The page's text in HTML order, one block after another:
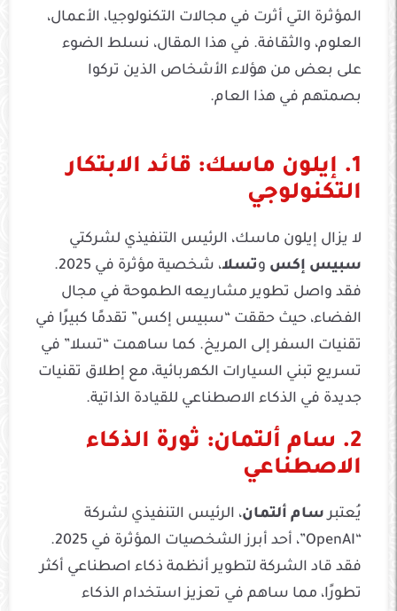
المؤثرة التي أثرت في مجالات التكنولوجيا، الأعمال،
العلوم، والثقافة. في هذا المقال، نسلط الضوء
على بعض من هؤلاء الأشخاص الذين تركوا
بصمتهم في هذا العام.
1. إيلون ماسك: قائد الابتكار
التكنولوجي
لا يزال إيلون ماسك، الرئيس التنفيذي لشركتي
سبيس إكس وتسلا
، شخصية مؤثرة في 2025.
فقد واصل تطوير مشاريعه الطموحة في مجال
الفضاء، حيث حققت “سبيس إكس” تقدمًا كبيرًا في
تقنيات السفر إلى المريخ. كما ساهمت “تسلا” في
تسريع تبني السيارات الكهربائية، مع إطلاق تقنيات
جديدة في الذكاء الاصطناعي للقيادة الذاتية.
2. سام ألتمان: ثورة الذكاء
الاصطناعي
يُعتبر سام ألتمان، الرئيس التنفيذي لشركة
“OpenAI”، أحد أبرز الشخصيات المؤثرة في 2025.
فقد قاد الشركة لتطوير أنظمة ذكاء اصطناعي أكثر
تطورًا، مما ساهم في تعزيز استخدام الذكاء